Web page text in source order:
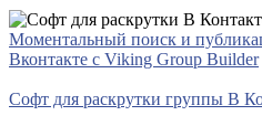
Моментальный поиск и
Вконтакте с Viking Group Builder
Софт для раскрутки группы В